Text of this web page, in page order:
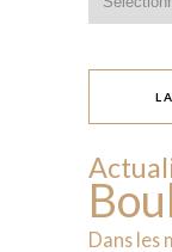
Dans les